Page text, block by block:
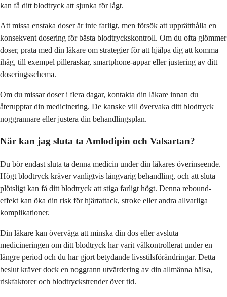
kan få ditt blodtryck att sjunka för lågt.
Att missa enstaka doser är inte farligt, men försök att upprätthålla en
konsekvent dosering för bästa blodtryckskontroll. Om du ofta glömmer
doser, prata med din läkare om strategier för att hjälpa dig att komma
ihåg, till exempel pilleraskar, smartphone-appar eller justering av ditt
doseringsschema.
Om du missar doser i flera dagar, kontakta din läkare innan du
återupptar din medicinering. De kanske vill övervaka ditt blodtryck
noggrannare eller justera din behandlingsplan.
När kan jag sluta ta Amlodipin och Valsartan?
Du bör endast sluta ta denna medicin under din läkares överinseende.
Högt blodtryck kräver vanligtvis långvarig behandling, och att sluta
plötsligt kan få ditt blodtryck att stiga farligt högt. Denna rebound-
effekt kan öka din risk för hjärtattack, stroke eller andra allvarliga
komplikationer.
Din läkare kan överväga att minska din dos eller avsluta
medicineringen om ditt blodtryck har varit välkontrollerat under en
längre period och du har gjort betydande livsstilsförändringar. Detta
beslut kräver dock en noggrann utvärdering av din allmänna hälsa,
riskfaktorer och blodtryckstrender över tid.